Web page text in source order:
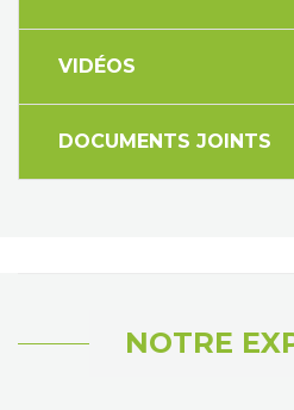
VIDÉOS
DOCUMENTS JOINTS
NOTRE